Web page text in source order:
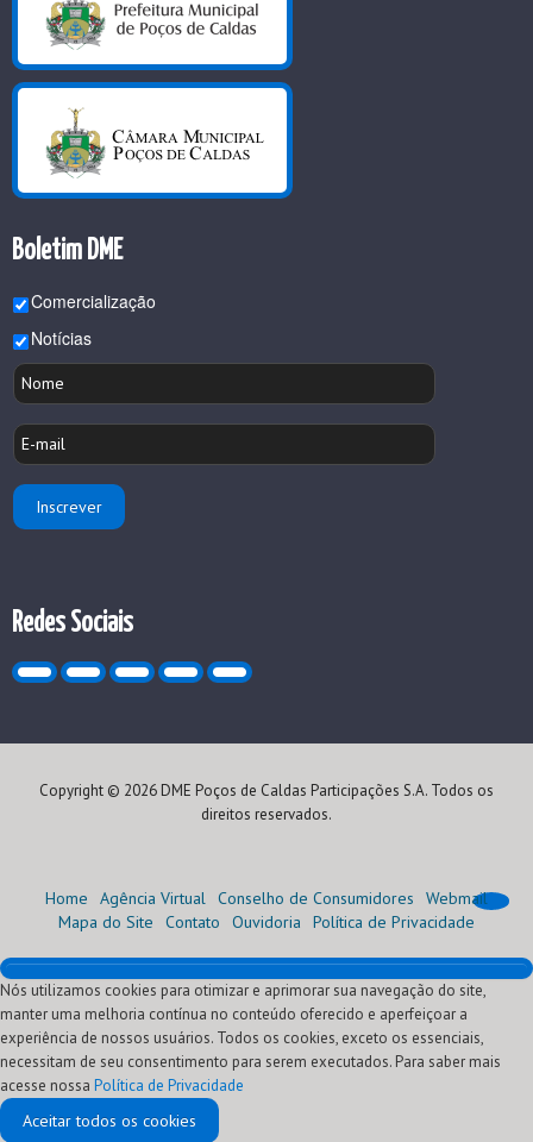
Boletim DME
Comercialização
Notícias
Redes Sociais
Copyright © 2026 DME Poços de Caldas Participações S.A. Todos os
direitos reservados.
Home Agência Virtual Conselho de Consumidores
Webmail
Mapa do Site
Contato Ouvidoria Política de Privacidade
Home
Institucional
Quem Somos
Nossa História
Visão, Missão e Valores
Nossos Negócios
Empreendimentos
Atendimento
Agência Virtual (Serviços)
Segunda via
Ressarcimento de danos elétricos
Informar Falta de Energia
Conheça sua conta
Normas Técnicas
Tarifas e Taxas
Oportunidades
Programa de Estágio
Programa Jovem Aprendiz
Programa de Patrocínios
Comercialização
Leilões de Energia
Cadastro de Agentes
Fornecedores
Regulamento Interno - RILIC
Notícias
Nós utilizamos cookies para otimizar e aprimorar sua navegação do site,
manter uma melhoria contínua no conteúdo oferecido e aperfeiçoar a
experiência de nossos usuários. Todos os cookies, exceto os essenciais,
necessitam de seu consentimento para serem executados. Para saber mais
acesse nossa Política de Privacidade
Aceitar todos os cookies